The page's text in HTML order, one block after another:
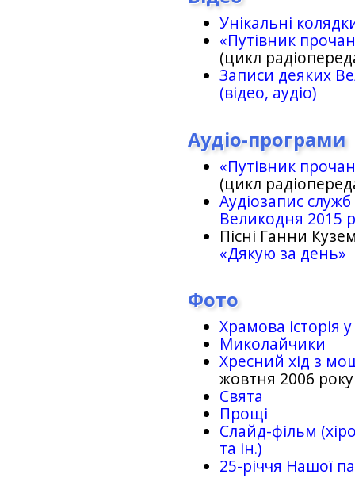
Унікальні
«Путівник
(цикл
Записи деяких
(відео, аудіо)
Аудіо-програми
«Путівник
(цикл
Аудіозапис
Великодня 2015
Пісні Ганни
«Дякую за день»
Фото
Храмова історія
Миколайчики
Хресний хід з
жовтня 2006 року
Свята
Прощі
Слайд-фільм
та ін.)
25-рiччя Нашої